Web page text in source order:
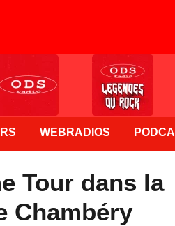
WEBRADIOS
Tour dans la
Chambéry